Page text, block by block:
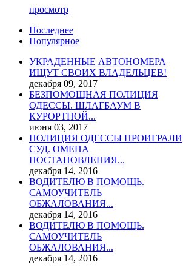
просмотр
Последнее
Популярное
УКРАДЕННЫЕ АВТОНОМЕРА
ИЩУТ СВОИХ ВЛАДЕЛЬЦЕВ!
декабря 09, 2017
БЕЗПОМОЩНАЯ ПОЛИЦИЯ
ОДЕССЫ. ШЛАГБАУМ В
КУРОРТНОЙ...
июня 03, 2017
ПОЛИЦИЯ ОДЕССЫ ПРОИГРАЛИ
СУД. ОМЕНА
ПОСТАНОВЛЕНИЯ...
декабря 14, 2016
ВОДИТЕЛЮ В ПОМОЩЬ.
САМОУЧИТЕЛЬ
ОБЖАЛОВАНИЯ...
декабря 14, 2016
ВОДИТЕЛЮ В ПОМОЩЬ.
САМОУЧИТЕЛЬ
ОБЖАЛОВАНИЯ...
декабря 14, 2016